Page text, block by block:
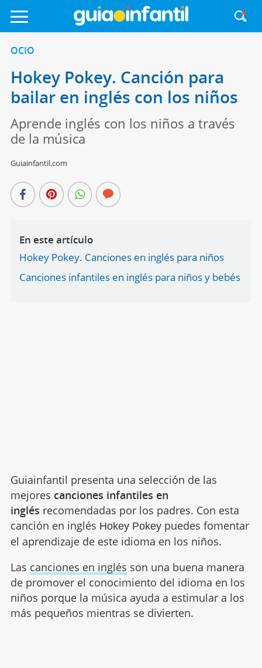
OCIO
Hokey Pokey. Canción para
bailar en inglés con los niños
Aprende inglés con los niños a través
de la música
Guiainfantil.com
En este artículo
Hokey Pokey. Canciones en inglés para niños
Canciones infantiles en inglés para niños y bebés
Guiainfantil presenta una selección de las
mejores canciones infantiles en
inglés recomendadas por los padres. Con esta
canción en inglés Hokey Pokeypuedes fomentar
el aprendizaje de este idioma en los niños.
Las canciones en inglés son una buena manera
de promover el conocimiento del idioma en los
niños porque la música ayuda a estimular a los
más pequeños mientras se divierten.